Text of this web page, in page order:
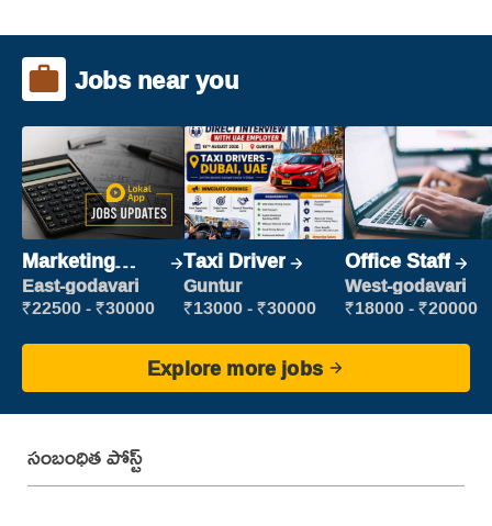
Jobs near you
Marketing
Executive
East-godavari
₹22500 - ₹30000
Taxi Driver
Guntur
₹13000 - ₹30000
Office Staff
West-godavari
₹18000 - ₹20000
Explore more jobs
సంబంధిత పోస్ట్